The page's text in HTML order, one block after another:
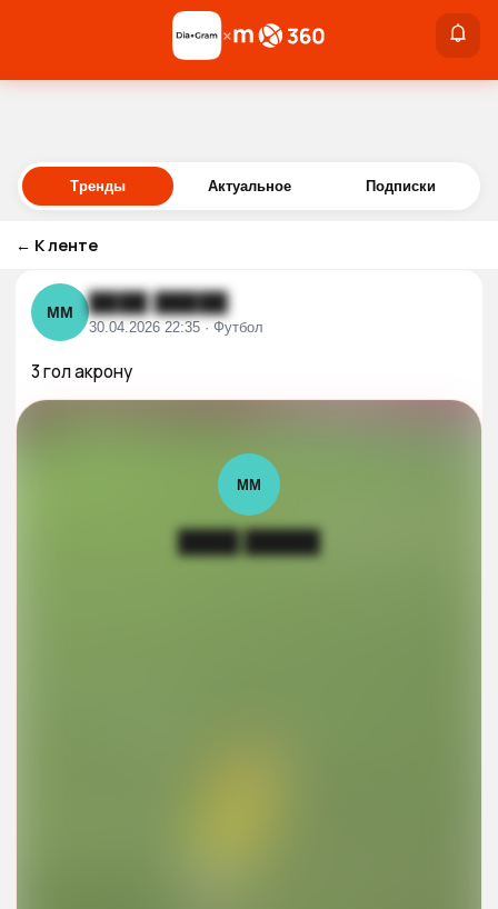
Войти
×
Тренды Актуальное Подписки
← К ленте
ММ ████ █████
30.04.2026 22:35 · Футбол
3 гол акрону
ММ
████ █████